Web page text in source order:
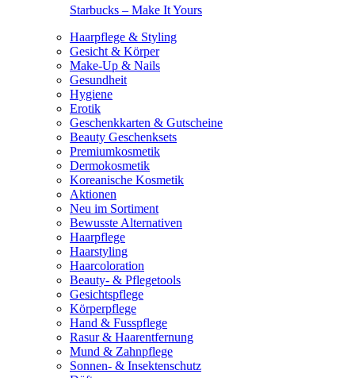
Starbucks – Make It Yours
Haarpflege & Styling
Gesicht & Körper
Make-Up & Nails
Gesundheit
Hygiene
Erotik
Geschenkkarten & Gutscheine
Beauty Geschenksets
Premiumkosmetik
Dermokosmetik
Koreanische Kosmetik
Aktionen
Neu im Sortiment
Bewusste Alternativen
Haarpflege
Haarstyling
Haarcoloration
Beauty- & Pflegetools
Gesichtspflege
Körperpflege
Hand & Fusspflege
Rasur & Haarentfernung
Mund & Zahnpflege
Sonnen- & Insektenschutz